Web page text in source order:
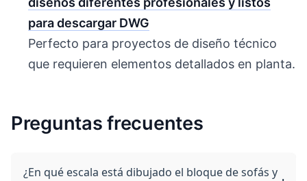
para descargar DWG
Perfecto para proyectos de diseño técnico
que requieren elementos detallados en planta.
Preguntas frecuentes
¿En qué escala está dibujado el bloque de sofás y